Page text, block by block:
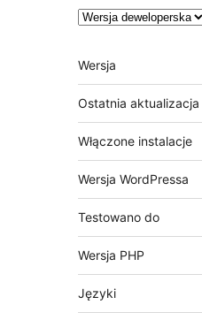
Meta
Wersja
Ostatnia aktualizacja
Włączone instalacje
Wersja WordPressa
Testowano do
Wersja PHP
Języki